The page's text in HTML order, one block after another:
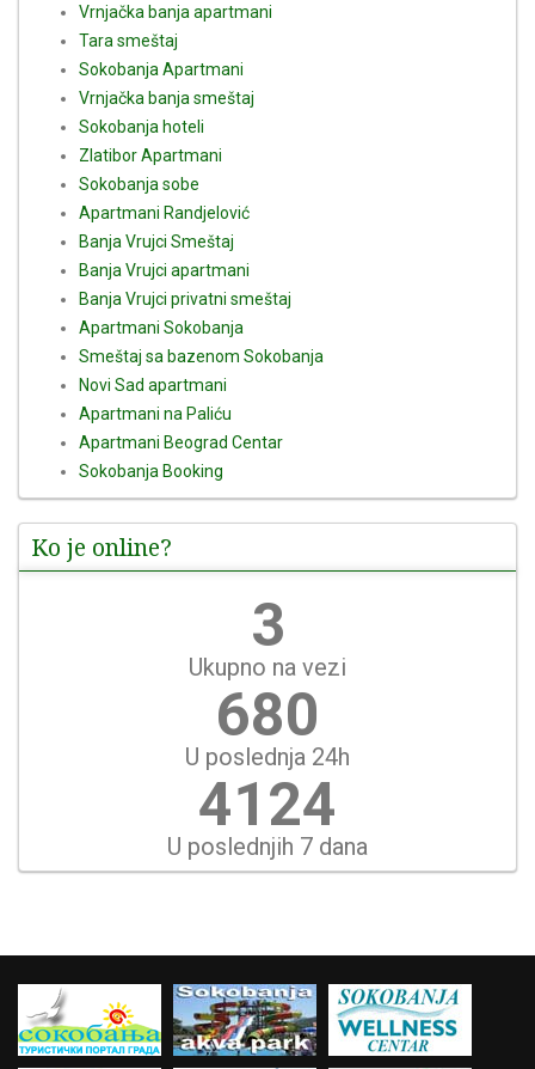
Vrnjačka banja apartmani
Tara smeštaj
Sokobanja Apartmani
Vrnjačka banja smeštaj
Sokobanja hoteli
Zlatibor Apartmani
Sokobanja sobe
Apartmani Randjelović
Banja Vrujci Smeštaj
Banja Vrujci apartmani
Banja Vrujci privatni smeštaj
Apartmani Sokobanja
Smeštaj sa bazenom Sokobanja
Novi Sad apartmani
Apartmani na Paliću
Apartmani Beograd Centar
Sokobanja Booking
Ko je online?
4
Ukupno na vezi
785
U poslednja 24h
4759
U poslednjih 7 dana